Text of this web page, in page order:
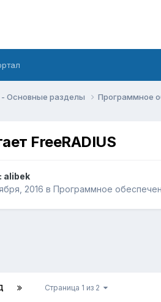
- Основные разделы Программное
FreeRADIUS
alibek
2016 в Программное
Страница 1 из 2